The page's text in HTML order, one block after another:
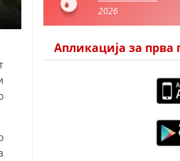
2026
Апликација за